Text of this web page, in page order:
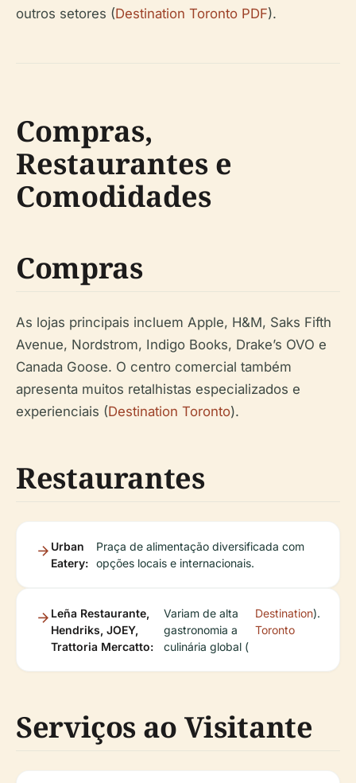
outros setores (Destination Toronto PDF).
Compras,
Restaurantes e
Comodidades
Compras
As lojas principais incluem Apple, H&M, Saks Fifth
Avenue, Nordstrom, Indigo Books, Drake’s OVO e
Canada Goose. O centro comercial também
apresenta muitos retalhistas especializados e
experienciais (Destination Toronto).
Restaurantes
Urban
Eatery:
Praça de alimentação diversificada com
opções locais e internacionais.
Leña Restaurante,
Hendriks, JOEY,
Trattoria Mercatto:
Variam de alta
gastronomia a
culinária global (
Destination
Toronto
).
Serviços ao Visitante